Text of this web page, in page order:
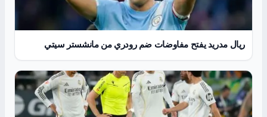
ريال مدريد يفتح مفاوضات ضم رودري من مانشستر سيتي